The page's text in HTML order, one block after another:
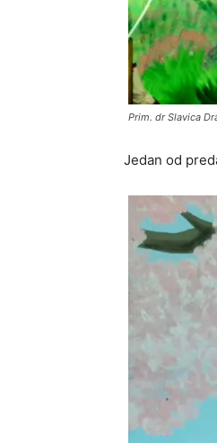
Prim. dr Slavica
Jedan od